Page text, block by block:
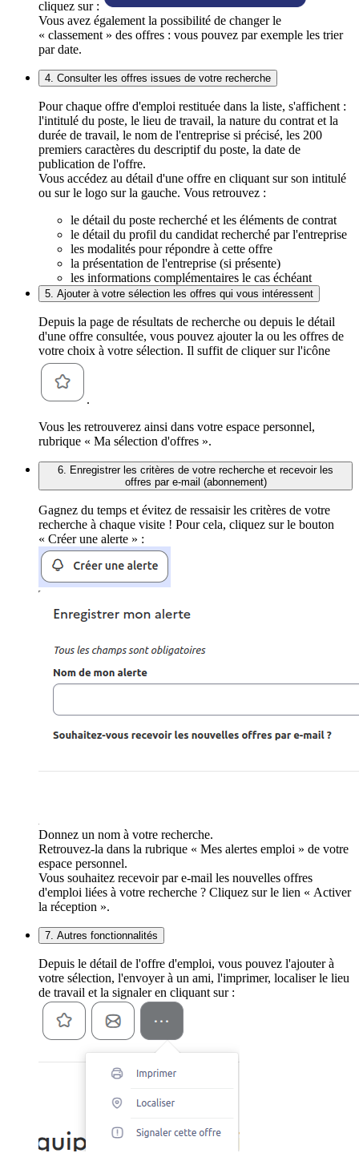
cliquez sur :
Vous avez également la possibilité de changer le
« classement » des offres : vous pouvez par exemple les trier
par date.
4. Consulter les offres issues de votre recherche
Pour chaque offre d'emploi restituée dans la liste, s'affichent :
l'intitulé du poste, le lieu de travail, la nature du contrat et la
durée de travail, le nom de l'entreprise si précisé, les 200
premiers caractères du descriptif du poste, la date de
publication de l'offre.
Vous accédez au détail d'une offre en cliquant sur son intitulé
ou sur le logo sur la gauche. Vous retrouvez :
le détail du poste recherché et les éléments de contrat
le détail du profil du candidat recherché par l'entreprise
les modalités pour répondre à cette offre
la présentation de l'entreprise (si présente)
les informations complémentaires le cas échéant
5. Ajouter à votre sélection les offres qui vous intéressent
Depuis la page de résultats de recherche ou depuis le détail
d'une offre consultée, vous pouvez ajouter la ou les offres de
votre choix à votre sélection. Il suffit de cliquer sur l'icône
.
Vous les retrouverez ainsi dans votre espace personnel,
rubrique « Ma sélection d'offres ».
6. Enregistrer les critères de votre recherche et recevoir les
offres par e-mail (abonnement)
Gagnez du temps et évitez de ressaisir les critères de votre
recherche à chaque visite ! Pour cela, cliquez sur le bouton
« Créer une alerte » :
Donnez un nom à votre recherche.
Retrouvez-la dans la rubrique « Mes alertes emploi » de votre
espace personnel.
Vous souhaitez recevoir par e-mail les nouvelles offres
d'emploi liées à votre recherche ? Cliquez sur le lien « Activer
la réception ».
7. Autres fonctionnalités
Depuis le détail de l'offre d'emploi, vous pouvez l'ajouter à
votre sélection, l'envoyer à un ami, l'imprimer, localiser le lieu
de travail et la signaler en cliquant sur :